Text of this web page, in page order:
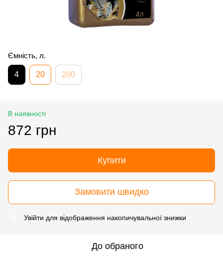
Ємність, л.
4 20 200
В наявності
872 грн
Купити
Замовити швидко
Увійти для відображення накопичувальної знижки
До обраного